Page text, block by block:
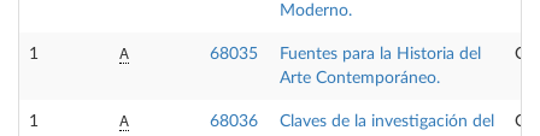
Moderno.
1 A 68035
Fuentes para la Historia del
Arte Contemporáneo.
1 A 68036
Claves de la investigación del